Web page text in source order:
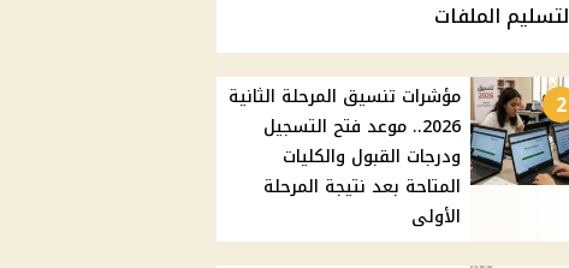
لتسليم الملفات
2
مؤشرات تنسيق المرحلة الثانية
2026.. موعد فتح التسجيل
ودرجات القبول والكليات
المتاحة بعد نتيجة المرحلة
الأولى